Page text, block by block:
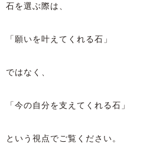
石を選ぶ際は、
「願いを叶えてくれる石」
ではなく、
「今の自分を支えてくれる石」
という視点でご覧ください。